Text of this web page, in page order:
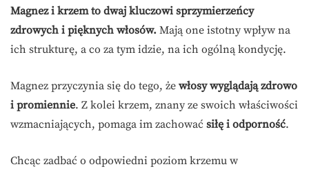
Magnez i krzem to dwaj kluczowi sprzymierzeńcy
zdrowych i pięknych włosów. Mają one istotny wpływ na
ich strukturę, a co za tym idzie, na ich ogólną kondycję.
Magnez przyczynia się do tego, że włosy wyglądają zdrowo
i promiennie. Z kolei krzem, znany ze swoich właściwości
wzmacniających, pomaga im zachować siłę i odporność.
Chcąc zadbać o odpowiedni poziom krzemu w